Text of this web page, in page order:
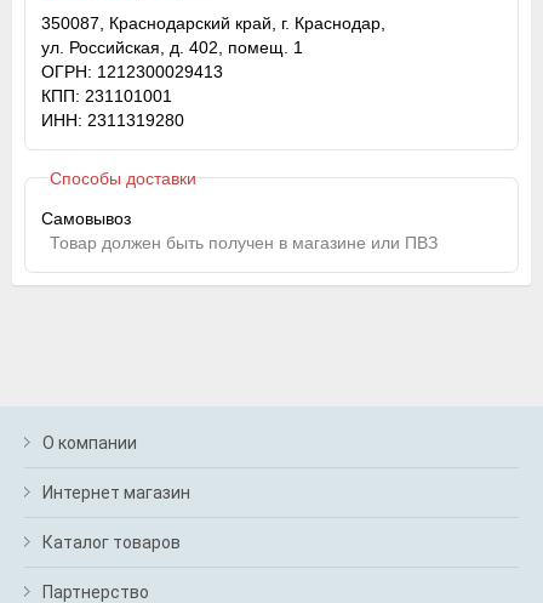
350087, Краснодарский край, г. Краснодар,
ул. Российская, д. 402, помещ. 1
ОГРН: 1212300029413
КПП: 231101001
ИНН: 2311319280
Способы доставки
Самовывоз
Товар должен быть получен в магазине или ПВЗ
О компании
Интернет магазин
Каталог товаров
Партнерство